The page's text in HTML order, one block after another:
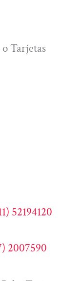
Tarjetas
52194120
2007590